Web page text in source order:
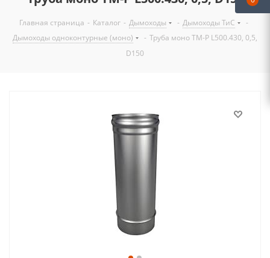
Главная страница - Каталог - Дымоходы - Дымоходы ТиС
-
Дымоходы одноконтурные (моно)
- Труба моно ТМ-Р L500.430, 0,5,
D150